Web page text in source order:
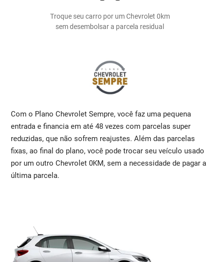
Troque seu carro por um Chevrolet 0km
sem desembolsar a parcela residual
Com o Plano Chevrolet Sempre, você faz uma pequena
entrada e financia em até 48 vezes com parcelas super
reduzidas, que não sofrem reajustes. Além das parcelas
fixas, ao final do plano, você pode trocar seu veículo usado
por um outro Chevrolet 0KM, sem a necessidade de pagar a
última parcela.